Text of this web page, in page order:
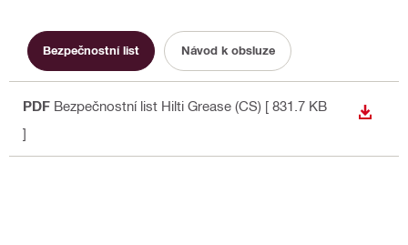
Bezpečnostní list Návod k obsluze
PDF Bezpečnostní list Hilti Grease (CS) [ 831.7 KB
]